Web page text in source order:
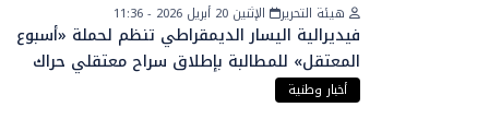
هيئة التحرير الإثنين 20 أبريل 2026 - 11:36
فيديرالية اليسار الديمقراطي تنظم لحملة «أسبوع
المعتقل» للمطالبة بإطلاق سراح معتقلي حراك
الريف
أخبار وطنية